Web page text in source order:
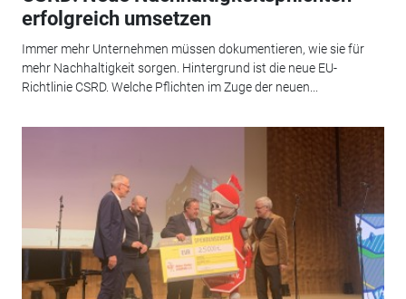
erfolgreich umsetzen
Immer mehr Unternehmen müssen dokumentieren, wie sie für
mehr Nachhaltigkeit sorgen. Hintergrund ist die neue EU-
Richtlinie CSRD. Welche Pflichten im Zuge der neuen...